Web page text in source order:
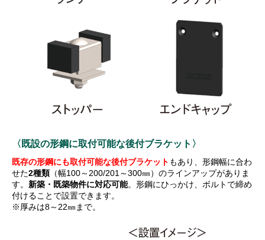
〈既設の形鋼に取付可能な後付ブラケット〉
既存の形鋼にも取付可能な後付ブラケット もあり、形鋼幅に合わ
せた2種類 （幅100～200/201～300㎜）のラインアップがありま
す。 新築・既築物件に対応可能。形鋼にひっかけ、ボルトで締め
付けることで設置できます。
※厚みは8～22㎜まで。